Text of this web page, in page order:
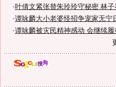
·叶倩文紧张替朱玲玲守秘密 林
·谭咏麟大小老婆怪招争宠家无宁
·谭咏麟被灾民精神感动 会继续履